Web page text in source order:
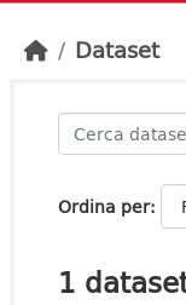
Dataset
Ordina per
1